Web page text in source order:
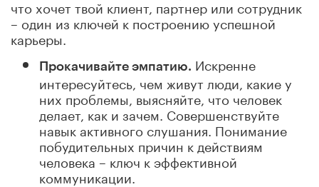
что хочет твой клиент, партнер или сотрудник
– один из ключей к построению успешной
карьеры.
Прокачивайте эмпатию. Искренне
интересуйтесь, чем живут люди, какие у
них проблемы, выясняйте, что человек
делает, как и зачем. Совершенствуйте
навык активного слушания. Понимание
побудительных причин к действиям
человека – ключ к эффективной
коммуникации.